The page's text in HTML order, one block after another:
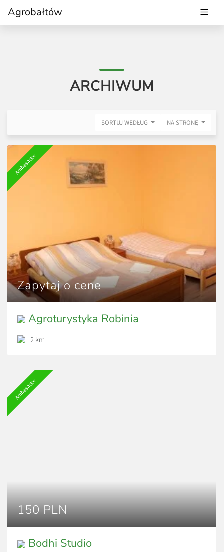
Agrobałtów
ARCHIWUM
SORTUJ WEDŁUG NA STRONĘ
Ambasador
Zapytaj o cene
Agroturystyka Robinia
2 km
Ambasador
150 PLN
Bodhi Studio